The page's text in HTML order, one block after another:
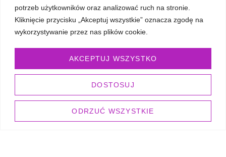
potrzeb użytkowników oraz analizować ruch na stronie.
Kliknięcie przycisku „Akceptuj wszystkie” oznacza zgodę na
wykorzystywanie przez nas plików cookie.
DOSTOSUJ
ODRZUĆ WSZYSTKIE
AKCEPTUJ WSZYSTKO
Galeria
Opinie
Blog
Umów się
OFERTA
Somatic Experiencing
Oddech biodynamiczny
Ustawienia Systemowe w coachingu